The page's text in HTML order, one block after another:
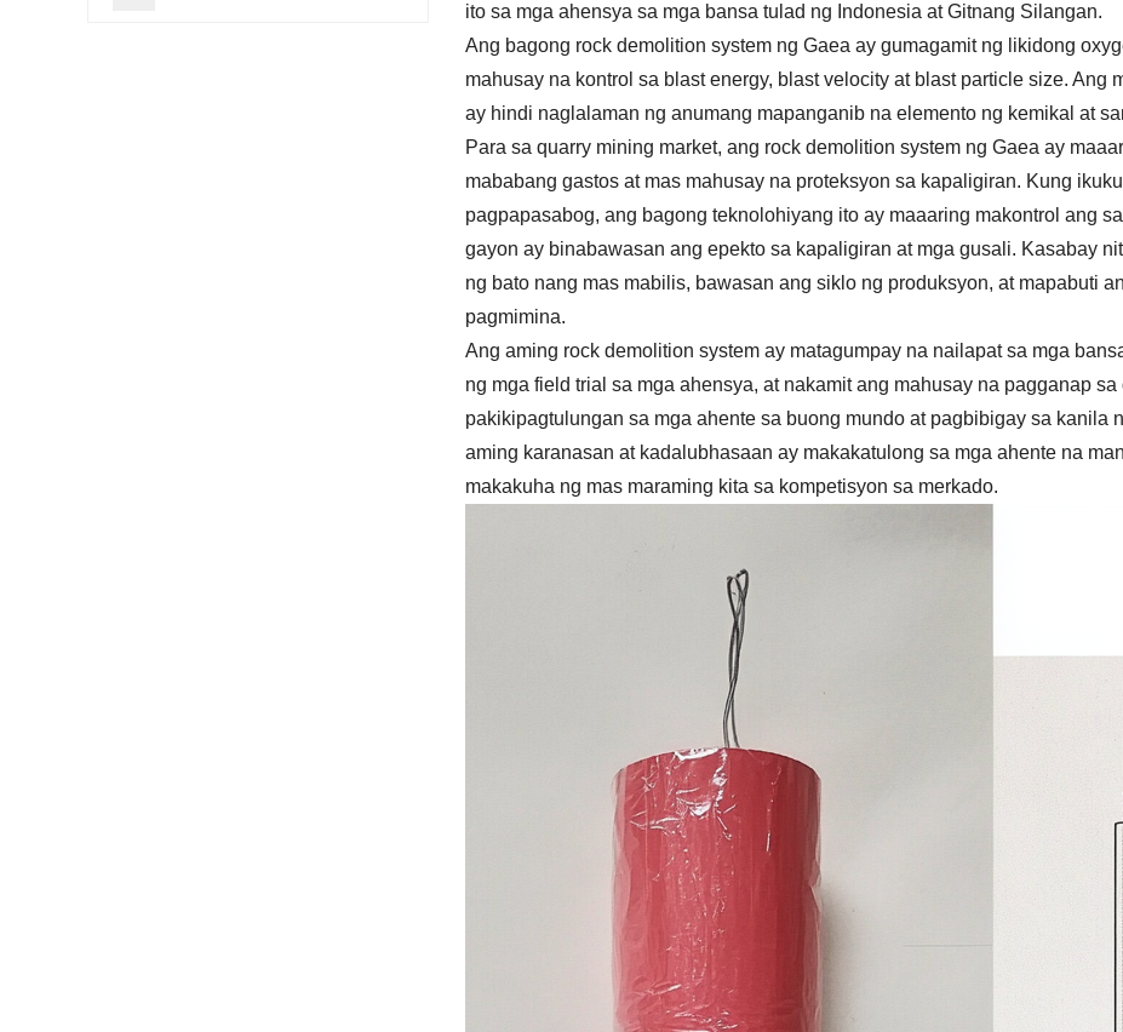
ito sa mga ahensya sa mga bansa tulad ng Indonesia at Gitnang Silangan.
Ang bagong rock demolition system ng Gaea ay gumagamit ng likidong
mahusay na kontrol sa blast energy, blast velocity at blast particle size. Ang
ay hindi naglalaman ng anumang mapanganib na elemento ng kemikal at
Para sa quarry mining market, ang rock demolition system ng Gaea ay
mababang gastos at mas mahusay na proteksyon sa kapaligiran. Kung
pagpapasabog, ang bagong teknolohiyang ito ay maaaring makontrol ang
gayon ay binabawasan ang epekto sa kapaligiran at mga gusali. Kasabay
ng bato nang mas mabilis, bawasan ang siklo ng produksyon, at mapabuti
pagmimina.
Ang aming rock demolition system ay matagumpay na nailapat sa mga
ng mga field trial sa mga ahensya, at nakamit ang mahusay na pagganap
pakikipagtulungan sa mga ahente sa buong mundo at pagbibigay sa kanila
aming karanasan at kadalubhasaan ay makakatulong sa mga ahente na
makakuha ng mas maraming kita sa kompetisyon sa merkado.